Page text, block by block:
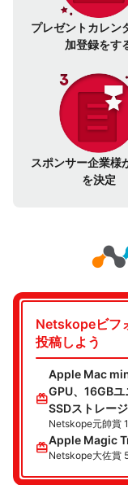
プレゼントカレン
加登録をす
スポンサー企業様
を決定
Netskopeビフ
投稿しよう
redeem
Apple Mac
GPU、16GB
SSDストレー
Netskope元帥賞
redeemApple Magic
Netskope大佐賞